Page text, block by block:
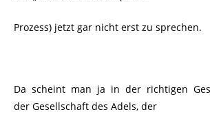
Prozess) jetzt gar nicht erst zu sprechen.
Da scheint man ja in der richtigen
der Gesellschaft des Adels, der